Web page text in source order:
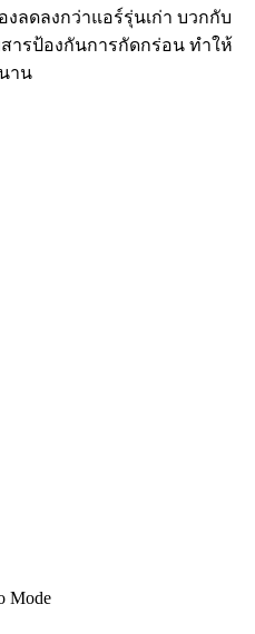
ลดลงกว่าแอร์รุ่นเก่า บวกกับ
รป้องกันการกัดกร่อน ทำให้
าน
Mode